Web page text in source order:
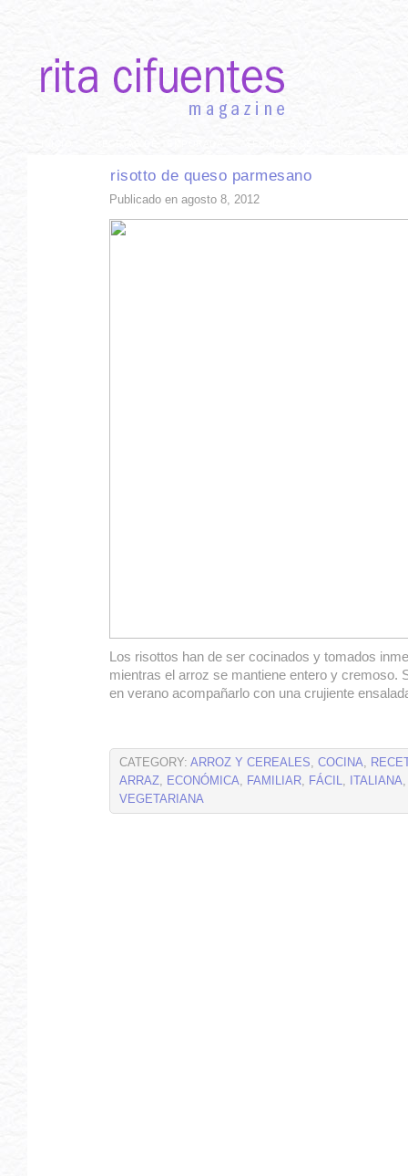
risotto de queso parmesano
Publicado en agosto 8, 2012
Los risottos han de ser cocinados y tomados
mientras el arroz se mantiene entero y cremoso.
en verano acompañarlo con una crujiente
CATEGORY: ARROZ Y CEREALES, COCINA,
ARRAZ, ECONÓMICA, FAMILIAR, FÁCIL, ITALIANA
VEGETARIANA